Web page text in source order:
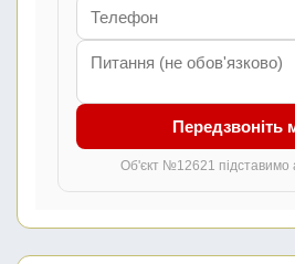
Передзвоніть
Об'єкт №12621 підставимо